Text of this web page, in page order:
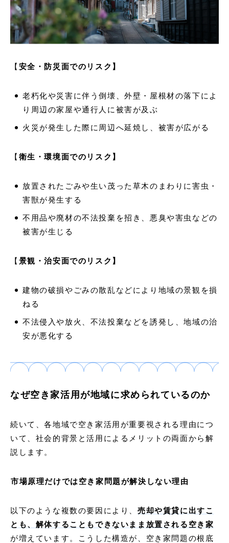
【 安全・防災面でのリスク】
老朽化や災害に伴う倒壊、外壁・屋根材の落下によ
り周辺の家屋や通行人に被害が及ぶ
火災が発生した際に周辺へ延焼し、被害が広がる
【 衛生・環境面でのリスク】
放置されたごみや生い茂った草木のまわりに害虫・
害獣が発生する
不用品や廃材の不法投棄を招き、悪臭や害虫などの
被害が生じる
【 景観・治安面でのリスク】
建物の破損やごみの散乱などにより地域の景観を損
ねる
不法侵入や放火、不法投棄などを誘発し、地域の治
安が悪化する
なぜ空き家活用が地域に求められているのか
続いて、各地域で空き家活用が重要視される理由につ
いて、社会的背景と活用によるメリットの両面から解
説します。
市場原理だけでは空き家問題が解決しない理由
以下のような複数の要因により、 売却や賃貸に出すこ
とも、解体することもできないまま放置される空き家
が増えています。こうした構造が、空き家問題の根底